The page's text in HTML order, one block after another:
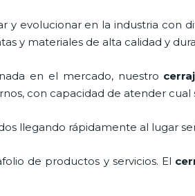
y evolucionar en la industria con
y materiales de alta calidad y
en el mercado, nuestro
con capacidad de atender cual
llegando rápidamente al lugar
de productos y servicios. El